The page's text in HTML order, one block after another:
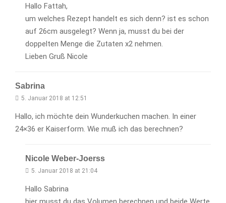
Hallo Fattah,
um welches Rezept handelt es sich denn? ist es schon
auf 26cm ausgelegt? Wenn ja, musst du bei der
doppelten Menge die Zutaten x2 nehmen.
Lieben Gruß Nicole
Sabrina
5. Januar 2018 at 12:51
Hallo, ich möchte dein Wunderkuchen machen. In einer
24×36 er Kaiserform. Wie muß ich das berechnen?
Nicole Weber-Joerss
5. Januar 2018 at 21:04
Hallo Sabrina